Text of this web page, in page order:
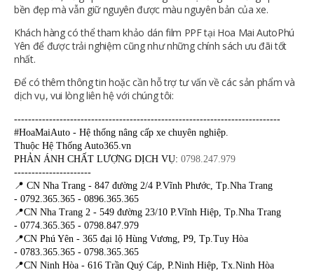
bền đẹp mà vẫn giữ nguyên được màu nguyên bản của xe.
Khách hàng có thể tham khảo dán film PPF tại Hoa Mai AutoPhú
Yên để được trải nghiệm cũng như những chính sách ưu đãi tốt
nhất.
Để có thêm thông tin hoặc cần hỗ trợ tư vấn về các sản phẩm và
dịch vụ, vui lòng liên hệ với chúng tôi:
----------------------------------------------------------------------------
#HoaMaiAuto - Hệ thống nâng cấp xe chuyên nghiệp.
Thuộc Hệ Thống Auto365.vn
PHẢN ÁNH CHẤT LƯỢNG DỊCH VỤ: 0798.247.979
----------------------
📍 CN Nha Trang - 847 đường 2/4 P.Vĩnh Phước, Tp.Nha Trang
- 0792.365.365 - 0896.365.365
📍CN Nha Trang 2 - 549 đường 23/10 P.Vĩnh Hiệp, Tp.Nha Trang
- 0774.365.365 - 0798.847.979
📍CN Phú Yên - 365 đại lộ Hùng Vương, P9, Tp.Tuy Hòa
- 0783.365.365 - 0798.365.365
📍CN Ninh Hòa - 616 Trần Quý Cáp, P.Ninh Hiệp, Tx.Ninh Hòa